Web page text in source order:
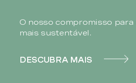
O nosso compromisso para
mais sustentável.
DESCUBRA MAIS